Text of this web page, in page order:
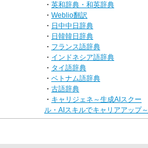
・ 英和辞典・和英辞典
・ Weblio翻訳
・ 日中中日辞典
・ 日韓韓日辞典
・ フランス語辞典
・ インドネシア語辞典
・ タイ語辞典
・ ベトナム語辞典
・ 古語辞典
・ キャリジェネ～生成AIスクー
ル・AIスキルでキャリアアップ～